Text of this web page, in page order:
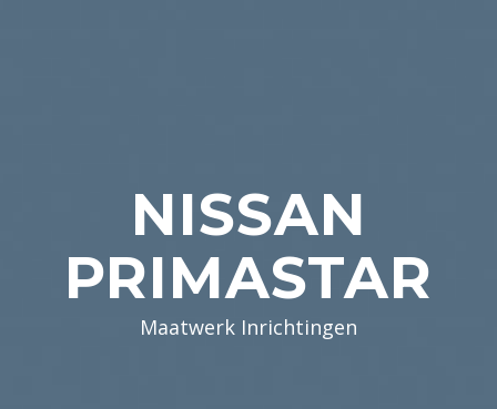
NISSAN
PRIMASTAR
Maatwerk Inrichtingen